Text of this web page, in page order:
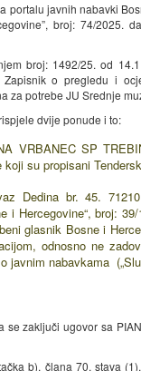
portalu javnih nabavki
broj: 74/2025.
broj: 1492/25. od
o pregledu i
za potrebe JU Srednje
dvije ponude i to:
VRBANEC SP
su propisani
Dedina br. 45.
i Hercegovine“, broj:
glasnik Bosne i
odnosno ne
nabavkama
zaključi ugovor sa
b), člana 70. stava